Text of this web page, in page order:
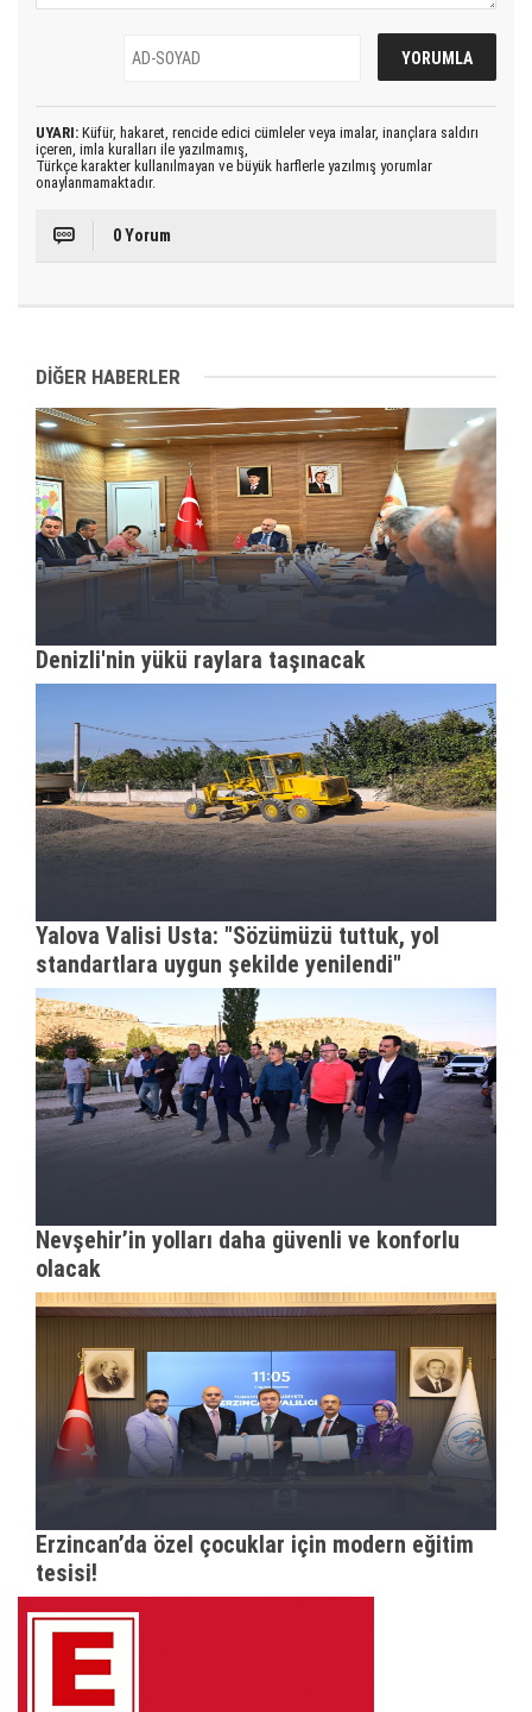
UYARI: Küfür, hakaret, rencide edici cümleler veya imalar, inançlara saldırı
içeren, imla kuralları ile yazılmamış,
Türkçe karakter kullanılmayan ve büyük harflerle yazılmış yorumlar
onaylanmamaktadır.
0 Yorum
DİĞER HABERLER
Denizli'nin yükü raylara taşınacak
Yalova Valisi Usta: "Sözümüzü tuttuk, yol
standartlara uygun şekilde yenilendi"
Nevşehir’in yolları daha güvenli ve konforlu
olacak
Erzincan’da özel çocuklar için modern eğitim
tesisi!